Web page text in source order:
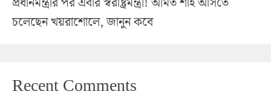
চলেছেন খয়রাশোলে, জানুন কবে
Recent Comments